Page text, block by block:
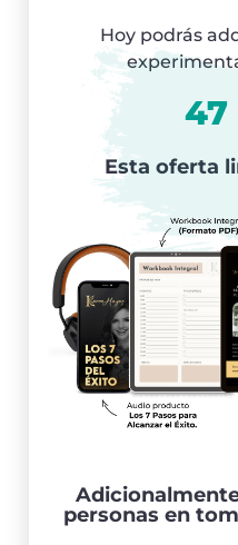
Hoy podrás
47
Esta oferta
personas en